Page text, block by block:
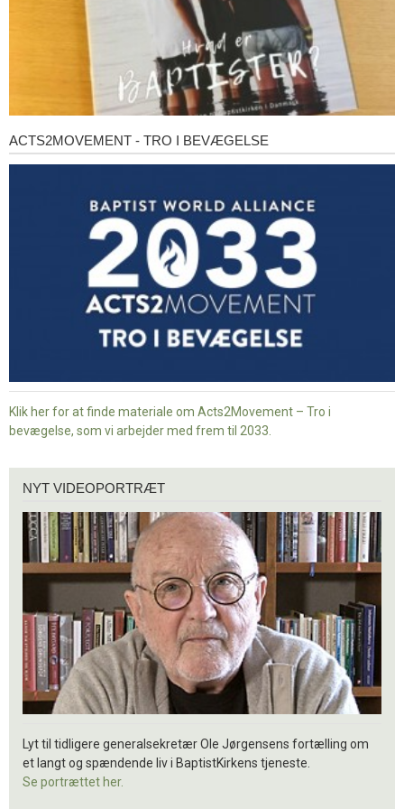
Acts2Movement
-
ACTS2MOVEMENT - TRO I BEVÆGELSE
Klik her for at finde materiale om Acts2Movement – Tro i
bevægelse, som vi arbejder med frem til 2033.
videoportræt
NYT VIDEOPORTRÆT
Lyt til tidligere generalsekretær Ole Jørgensens fortælling om
et langt og spændende liv i BaptistKirkens tjeneste.
Se portrættet her.